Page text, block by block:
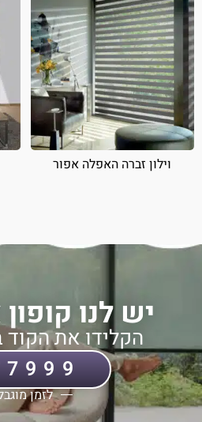
וילון זברה האפלה אפור
יש לנו
הקלידו את הקוד
לזמן